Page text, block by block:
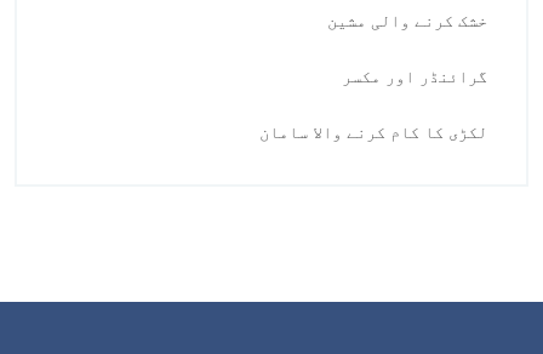
خشک کرنے والی مشین
گرائنڈر اور مکسر
لکڑی کا کام کرنے والا سامان